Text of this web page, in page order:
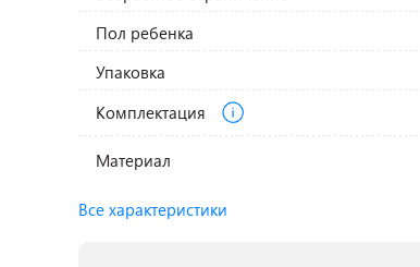
Пол ребенка
Упаковка
Комплектация
Материал
Все характеристики